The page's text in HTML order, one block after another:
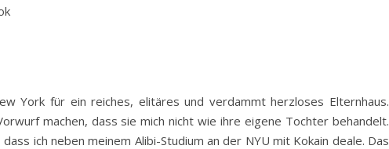
York für ein reiches, elitäres und verdammt herzloses Elternhaus.
machen, dass sie mich nicht wie ihre eigene Tochter behandelt.
ich neben meinem Alibi-Studium an der NYU mit Kokain deale. Das